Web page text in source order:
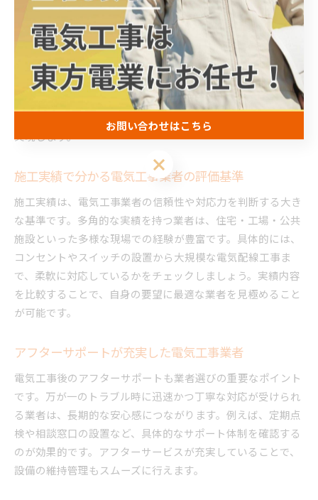
電気工事の品質は、業者の技術力によって大きく左右されま
す。特に北海道釧路市や芽室町では、住宅や工場の多様なニ
ーズに応えるため、幅広い工事経験や最新技術への対応力が
求められます。たとえば、複雑な配線や省エネ設備の導入な
ど、具体的な施工事例が豊富な業者は信頼性が高いです。技
術力の高い業者を選ぶことで、安全かつ効率的な設備運用が
実現します。
施工実績で分かる電気工事業者の評価基準
施工実績は、電気工事業者の信頼性や対応力を判断する大き
な基準です。多角的な実績を持つ業者は、住宅・工場・公共
施設といった多様な現場での経験が豊富です。具体的には、
コンセントやスイッチの設置から大規模な電気配線工事ま
で、柔軟に対応しているかをチェックしましょう。実績内容
を比較することで、自身の要望に最適な業者を見極めること
が可能です。
アフターサポートが充実した電気工事業者
電気工事後のアフターサポートも業者選びの重要なポイント
です。万が一のトラブル時に迅速かつ丁寧な対応が受けられ
る業者は、長期的な安心感につながります。例えば、定期点
検や相談窓口の設置など、具体的なサポート体制を確認する
のが効果的です。アフターサービスが充実していることで、
設備の維持管理もスムーズに行えます。
お問い合わせはこちら
お問い合わせはこちら